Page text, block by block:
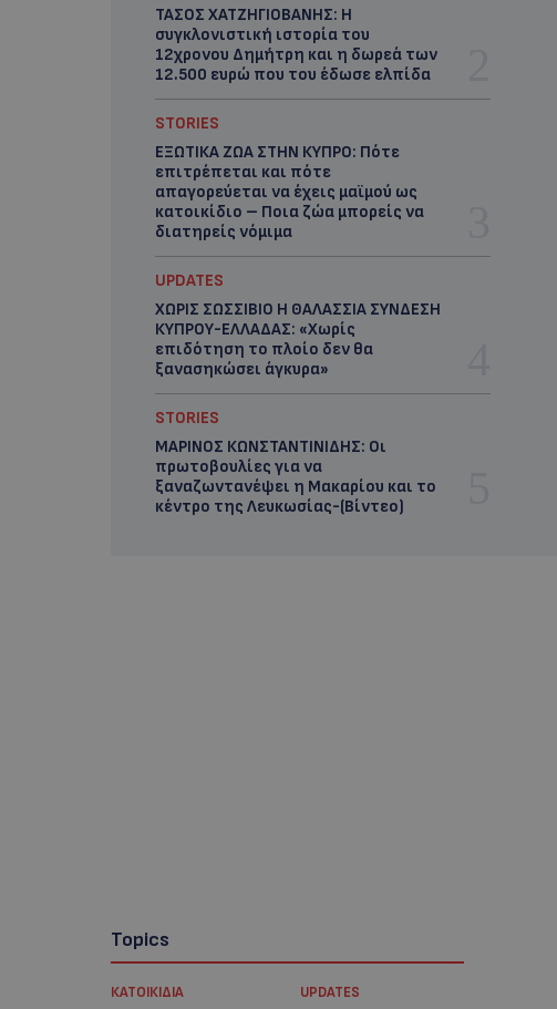
ΤΑΣΟΣ ΧΑΤΖΗΓΙΟΒΑΝΗΣ: Η
συγκλονιστική ιστορία του
12χρονου Δημήτρη και η δωρεά των
12.500 ευρώ που του έδωσε ελπίδα
STORIES
ΕΞΩΤΙΚΑ ΖΩΑ ΣΤΗΝ ΚΥΠΡΟ: Πότε
επιτρέπεται και πότε
απαγορεύεται να έχεις μαϊμού ως
κατοικίδιο – Ποια ζώα μπορείς να
διατηρείς νόμιμα
UPDATES
ΧΩΡΙΣ ΣΩΣΣΙΒΙΟ Η ΘΑΛΑΣΣΙΑ ΣΥΝΔΕΣΗ
ΚΥΠΡΟΥ-ΕΛΛΑΔΑΣ: «Χωρίς
επιδότηση το πλοίο δεν θα
ξανασηκώσει άγκυρα»
STORIES
ΜΑΡΙΝΟΣ ΚΩΝΣΤΑΝΤΙΝΙΔΗΣ: Οι
πρωτοβουλίες για να
ξαναζωντανέψει η Μακαρίου και το
κέντρο της Λευκωσίας-(Βίντεο)
Topics
ΚΑΤΟΙΚΙΔΙΑ UPDATES